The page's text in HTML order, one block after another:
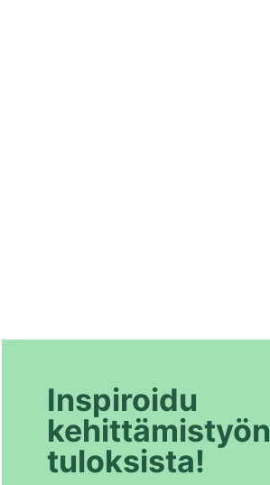
Inspiroidu
kehittämistyön
tuloksista!